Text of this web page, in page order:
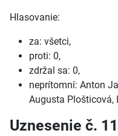
Hlasovanie:
za: všetci,
proti: 0,
zdržal sa: 0,
neprítomní: Anton
Augusta Plošticová,
Uznesenie č.